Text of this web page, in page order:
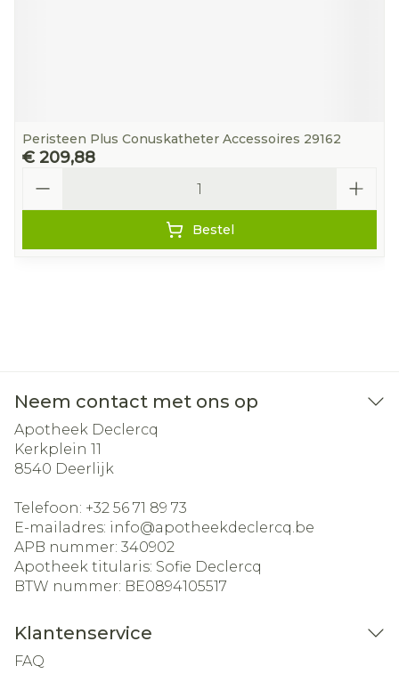
Peristeen Plus Conuskatheter Accessoires 29162
€ 209,88
Bestel
Neem contact met ons op
Apotheek Declercq
Kerkplein 11
8540 Deerlijk
Telefoon: +32 56 71 89 73
E-mailadres: info@apotheekdeclercq.be
APB nummer: 340902
Apotheek titularis: Sofie Declercq
BTW nummer: BE0894105517
Klantenservice
FAQ